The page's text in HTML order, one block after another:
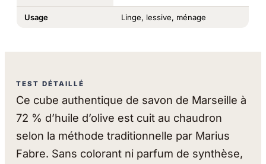
Usage Linge, lessive, ménage
TEST DÉTAILLÉ
Ce cube authentique de savon de Marseille à
72 % d’huile d’olive est cuit au chaudron
selon la méthode traditionnelle par Marius
Fabre. Sans colorant ni parfum de synthèse,